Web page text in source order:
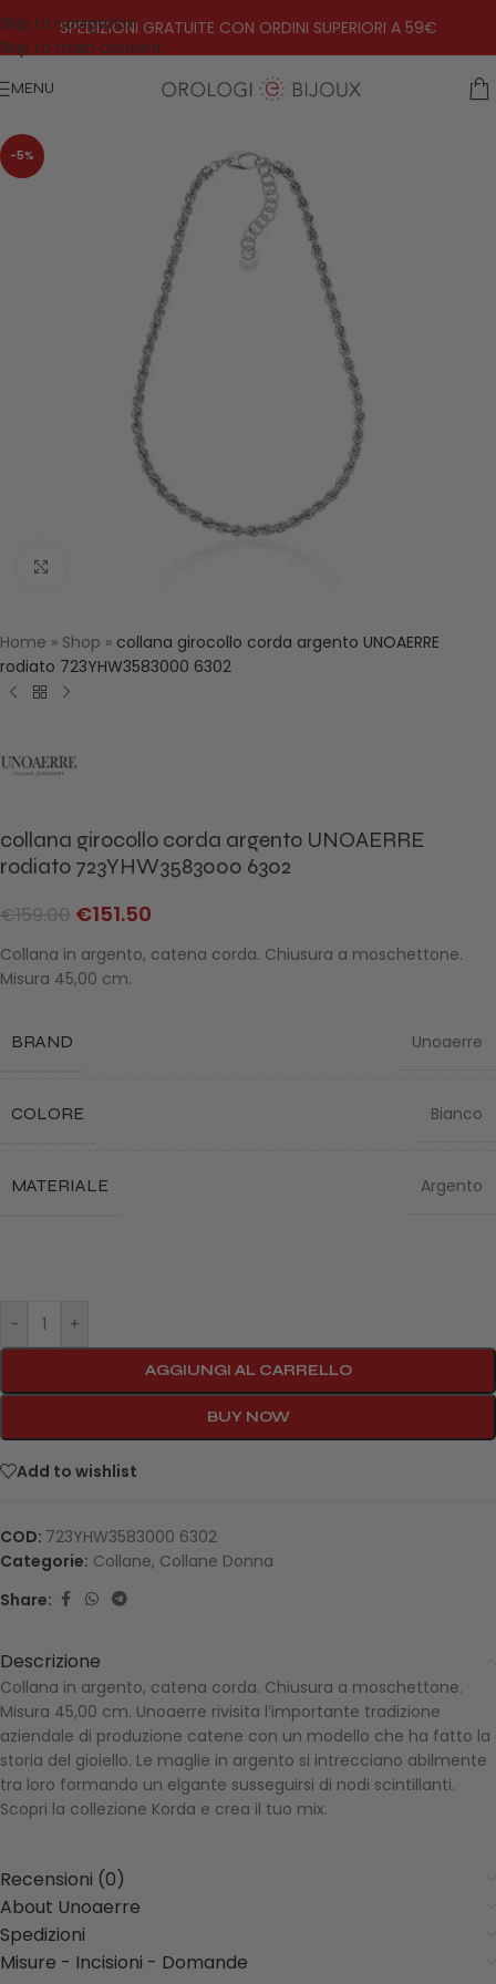
Skip to navigation
Skip to main content
SPEDIZIONI GRATUITE CON ORDINI SUPERIORI A 59€
MENU
-5%
Home » Shop » collana girocollo corda argento UNOAERRE
rodiato 723YHW3583000 6302
collana girocollo corda argento UNOAERRE
rodiato 723YHW3583000 6302
€159.00 €151.50
Collana in argento, catena corda. Chiusura a moschettone.
Misura 45,00 cm.
BRAND Unoaerre
COLORE Bianco
MATERIALE Argento
- +
AGGIUNGI AL CARRELLO
BUY NOW
Add to wishlist
COD: 723YHW3583000 6302
Categorie: Collane, Collane Donna
Share:
Descrizione
Collana in argento, catena corda. Chiusura a moschettone.
Misura 45,00 cm. Unoaerre rivisita l’importante tradizione
aziendale di produzione catene con un modello che ha fatto la
storia del gioiello. Le maglie in argento si intrecciano abilmente
tra loro formando un elgante susseguirsi di nodi scintillanti.
Scopri la collezione Korda e crea il tuo mix.
Recensioni (0)
About Unoaerre
Spedizioni
Misure - Incisioni - Domande